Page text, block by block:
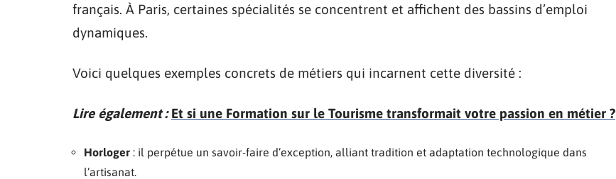
français. À Paris, certaines spécialités se concentrent et affichent des bassins d’emploi
dynamiques.
Voici quelques exemples concrets de métiers qui incarnent cette diversité :
Lire également : Et si une Formation sur le Tourisme transformait votre passion en métier ?
Horloger : il perpétue un savoir-faire d’exception, alliant tradition et adaptation technologique dans
l’artisanat.